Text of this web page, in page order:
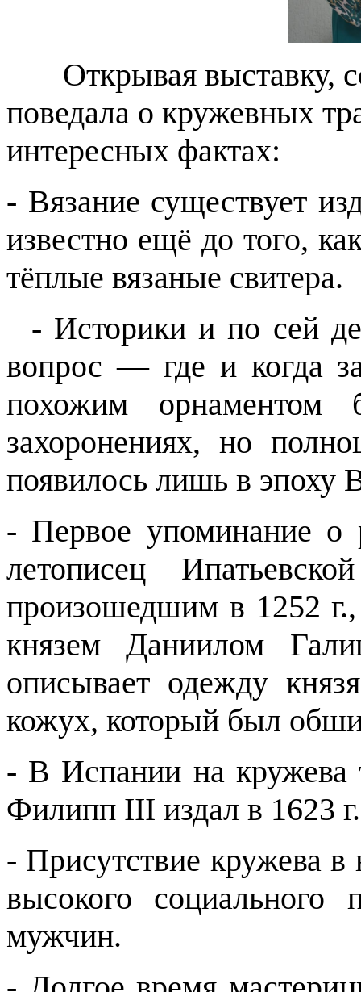
Открывая выставку,
поведала о кружевных
интересных фактах:
- Вязание существует
известно ещё до того,
тёплые вязаные свитера.
- Историки и по сей
вопрос — где и когда
похожим орнаментом
захоронениях, но
появилось лишь в эпоху
- Первое упоминание о
летописец
произошедшим в 1252 г.,
князем Даниилом
описывает одежду
кожух, который был
- В Испании на кружева
Филипп III издал в 1623
- Присутствие кружева в
высокого
мужчин.